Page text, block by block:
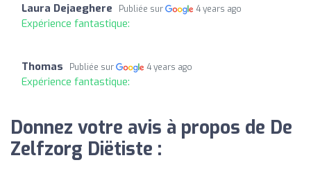
Laura Dejaeghere Publiée sur 4 years ago
Expérience fantastique:
Thomas Publiée sur 4 years ago
Expérience fantastique:
Donnez votre avis à propos de De
Zelfzorg Diëtiste :